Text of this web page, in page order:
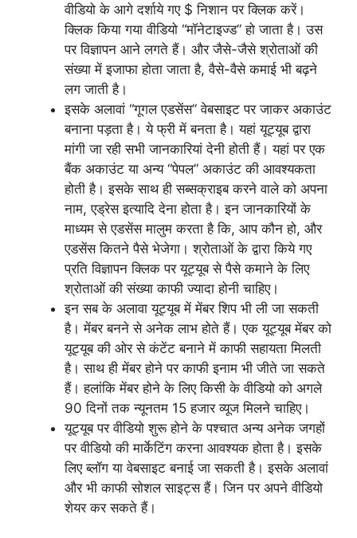
वीडियो के आगे दर्शाये गए $ निशान पर क्लिक करें।
क्लिक किया गया वीडियो “मॉनेटाइज्ड” हो जाता है। उस
पर विज्ञापन आने लगते हैं। और जैसे-जैसे श्रोताओं की
संख्या में इजाफा होता जाता है, वैसे-वैसे कमाई भी बढ़ने
लग जाती है।
इसके अलावां “गूगल एडसेंस” वेबसाइट पर जाकर अकाउंट
बनाना पड़ता है। ये फ्री में बनता है। यहां यूट्यूब द्वारा
मांगी जा रही सभी जानकारियां देनी होती हैं। यहां पर एक
बैंक अकाउंट या अन्य “पेपल” अकाउंट की आवश्यकता
होती है। इसके साथ ही सब्सक्राइब करने वाले को अपना
नाम, एड्रेस इत्यादि देना होता है। इन जानकारियों के
माध्यम से एडसेंस मालुम करता है कि, आप कौन हो, और
एडसेंस कितने पैसे भेजेगा। श्रोताओं के द्वारा किये गए
प्रति विज्ञापन क्लिक पर यूट्यूब से पैसे कमाने के लिए
श्रोताओं की संख्या काफी ज्यादा होनी चाहिए।
इन सब के अलावा यूट्यूब में मेंबर शिप भी ली जा सकती
है। मेंबर बनने से अनेक लाभ होते हैं। एक यूट्यूब मेंबर को
यूट्यूब की ओर से कंटेंट बनाने में काफी सहायता मिलती
है। साथ ही मेंबर होने पर काफी इनाम भी जीते जा सकते
हैं। हलांकि मेंबर होने के लिए किसी के वीडियो को अगले
90 दिनों तक न्यूनतम 15 हजार व्यूज मिलने चाहिए।
यूट्यूब पर वीडियो शुरू होने के पश्चात अन्य अनेक जगहों
पर वीडियो की मार्केटिंग करना आवश्यक होता है। इसके
लिए ब्लॉग या वेबसाइट बनाई जा सकती है। इसके अलावां
और भी काफी सोशल साइट्स हैं। जिन पर अपने वीडियो
शेयर कर सकते हैं।